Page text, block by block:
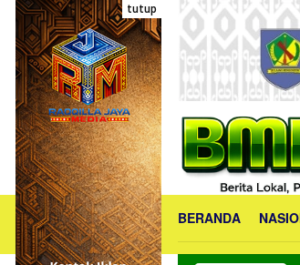
Loncat
konten
tutup
BERANDA